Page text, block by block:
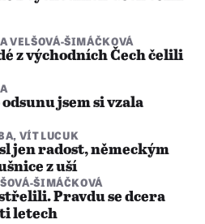
VELŠOVÁ-ŠIMÁČKOVÁ
z východních Čech čelili
jsem si vzala
, VÍT LUCUK
jen radost, německým
z uší
ŠIMÁČKOVÁ
Pravdu se dcera
letech